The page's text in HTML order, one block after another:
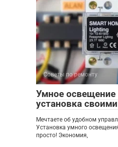
Советы по ремонту
Умное освещение
установка
Мечтаете об удобном
Установка умного
просто! Экономия,